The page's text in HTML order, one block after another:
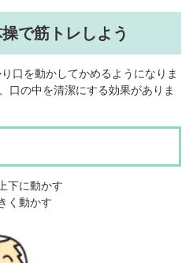
で筋トレしよう
口を動かしてかめるようになりま
口の中を清潔にする効果がありま
下に動かす
く動かす